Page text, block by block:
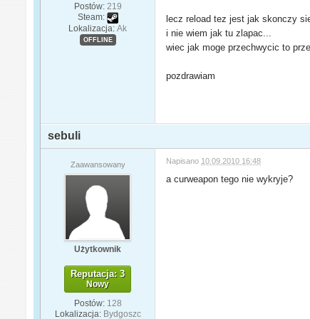
Postów: 219
Steam:
Lokalizacja: Ak
OFFLINE
lecz reload tez jest jak skonczy
i nie wiem jak tu zlapac...
wiec jak moge przechwycic to
pozdrawiam
sebuli
Zaawansowany
Użytkownik
Reputacja: 3
Nowy
Postów: 128
Lokalizacja: Bydgoszc
Napisano 10.09.2010 16:48
a curweapon tego nie wykryje?